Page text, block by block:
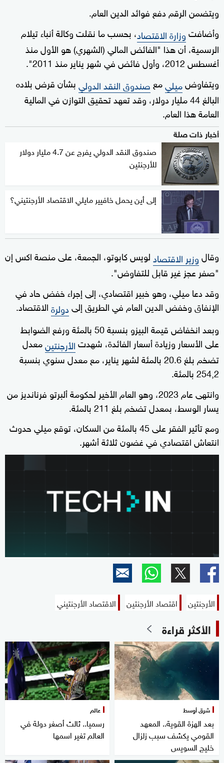
ويتضمن الرقم دفع فوائد الدين العام.
وأضافتوزارة الاقتصاد، بحسب ما نقلت وكالة أنباء تيلام
الرسمية، أن هذا "الفائض المالي (الشهري) هو الأول منذ
أغسطس 2012، وأول فائض في شهر يناير منذ 2011".
ويتفاوضميليمع صندوق النقد الدوليبشأن قرض بلاده
البالغ 44 مليار دولار، وقد تعهد تحقيق التوازن في المالية
العامة هذا العام.
أخبار ذات صلة
صندوق النقد الدولي يفرج عن 4.7 مليار دولار
للأرجنتين
إلى أين يحمل خافيير مايلي الاقتصاد الأرجنتيني؟
وقالوزير الاقتصادلويس كابوتو، الجمعة، على منصة اكس إن
"صفر عجز غير قابل للتفاوض".
وقد دعا ميلي، وهو خبير اقتصادي، إلى إجراء خفض حاد في
الإنفاق وخفض الدين العام في الطريق إلىدولرةالاقتصاد.
وبعد انخفاض قيمة البيزو بنسبة 50 بالمئة ورفع الضوابط
على الأسعار وزيادة أسعار الفائدة، شهدتالأرجنتينمعدل
تضخم بلغ 20.6 بالمئة لشهر يناير، مع معدل سنوي بنسبة
254,2 بالمئة.
وانتهى عام 2023، وهو العام الأخير لحكومة ألبرتو فرنانديز من
يسار الوسط، بمعدل تضخم بلغ 211 بالمئة.
ومع تأثير الفقر على 45 بالمئة من السكان، توقع ميلي حدوث
انتعاش اقتصادي في غضون ثلاثة أشهر.
الأرجنتين اقتصاد الأرجنتين الاقتصاد الأرجنتيني
الأكثر قراءة
شرق أوسط
بعد الهزة القوية.. المعهد
القومي يكشف سبب زلزال
خليج السويس
عالم
رسميا.. ثالث أصغر دولة في
العالم تغير اسمها